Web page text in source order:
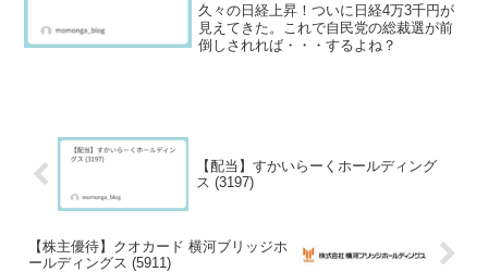
久々の日経上昇！ついに日経4万3千円が
見えてきた。これで自民党の総裁選が前
倒しされれば・・・するよね？
【配当】すかいらーくホールディング
ス (3197)
【株主優待】クオカード 横河ブリッジホ
ールディングス (5911)